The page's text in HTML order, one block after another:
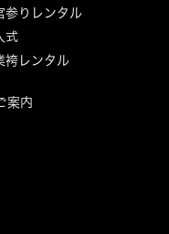
参りレンタル
式
袴レンタル
案内